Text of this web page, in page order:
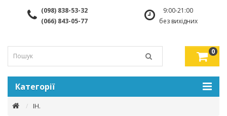
(098) 838-53-32
(066) 843-05-77
9:00-21:00
без вихідних
0
Категорії
ІН.